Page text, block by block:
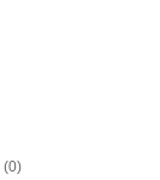
(0)